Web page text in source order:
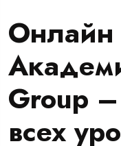
Group
всех